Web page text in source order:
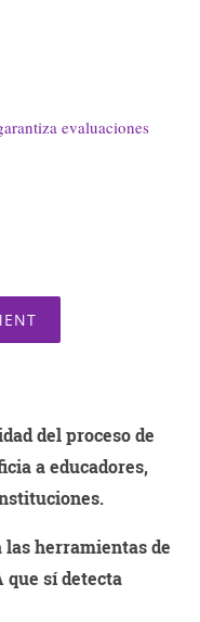
evaluaciones
del proceso de
a educadores,
las herramientas de
que sí detecta